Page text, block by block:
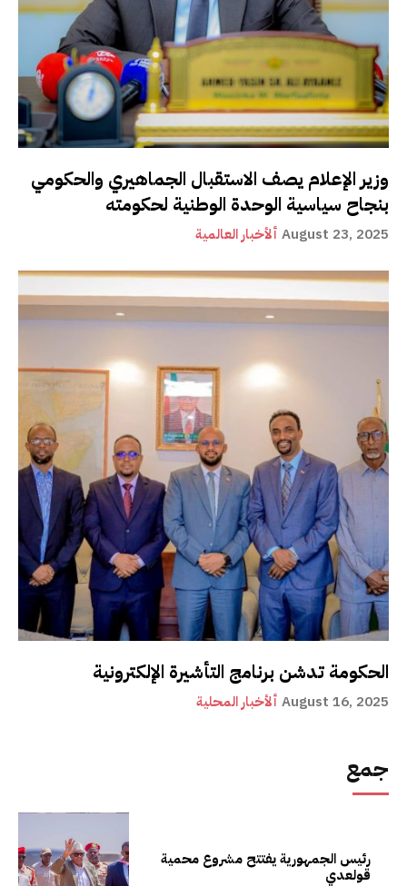
وزير الإعلام يصف الاستقبال الجماهيري والحكومي
بنجاح سياسية الوحدة الوطنية لحكومته
ألأخبار العالمية August 23, 2025
الحكومة تدشن برنامج التأشيرة الإلكترونية
ألأخبار المحلية August 16, 2025
جمع
رئيس الجمهورية يفتتح مشروع محمية
قولعدي